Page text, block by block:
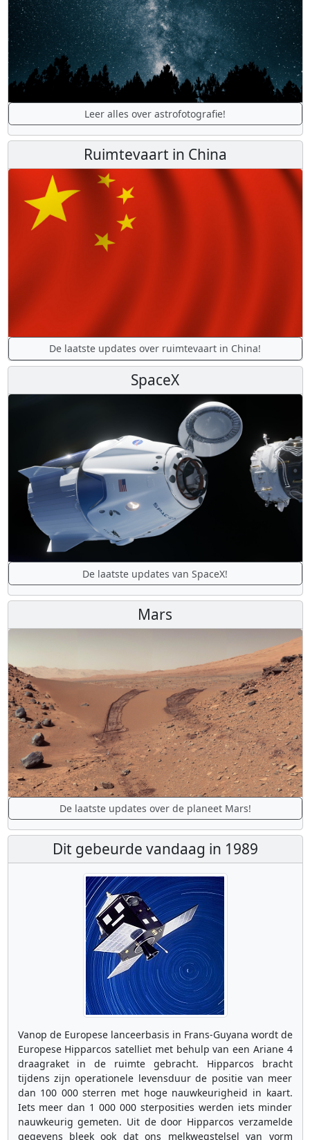
Leer alles over astrofotografie!
Ruimtevaart in China
De laatste updates over ruimtevaart in China!
SpaceX
De laatste updates van SpaceX!
Mars
De laatste updates over de planeet Mars!
Dit gebeurde vandaag in 1989
Vanop de Europese lanceerbasis in Frans-Guyana wordt de
Europese Hipparcos satelliet met behulp van een Ariane 4
draagraket in de ruimte gebracht. Hipparcos bracht
tijdens zijn operationele levensduur de positie van meer
dan 100 000 sterren met hoge nauwkeurigheid in kaart.
Iets meer dan 1 000 000 sterposities werden iets minder
nauwkeurig gemeten. Uit de door Hipparcos verzamelde
gegevens bleek ook dat ons melkwegstelsel van vorm